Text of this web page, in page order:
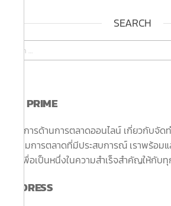
SEARCH
ค้นหา
สำหรับ:
SEO PRIME
ให้บริการด้านการตลาดออนไลน์ เกี่ยวกับจั
โดยทีมการตลาดที่มีประสบการณ์ เราพร้อม
แรงเพื่อเป็นหนึ่งในความสำเร็จสำคัญให้กั
ADDRESS